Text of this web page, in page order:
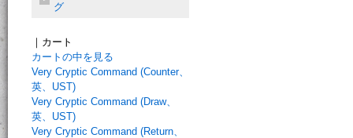
グ
｜カート
カートの中を見る
Very Cryptic Command (Counter、
英、UST)
Very Cryptic Command (Draw、
英、UST)
Very Cryptic Command (Return、